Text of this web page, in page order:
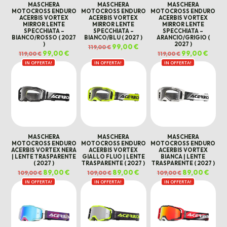
MASCHERA
MOTOCROSS ENDURO
ACERBIS VORTEX
MIRROR LENTE
SPECCHIATA –
BIANCO/ROSSO ( 2027
)
119,00€ Il
prezzo
originale
era:
99,00€Il
prezzo
attuale
è:
99,00 €.
MASCHERA
MOTOCROSS ENDURO
ACERBIS VORTEX
MIRROR LENTE
SPECCHIATA –
BIANCO/BLU ( 2027 )
119,00€ Il
prezzo
era:
119,00 €.
99,00€Il
prezzo
attuale
è:
99,00 €.
MASCHERA
MOTOCROSS ENDURO
ACERBIS VORTEX
MIRROR LENTE
SPECCHIATA –
ARANCIO/GRIGIO (
2027 )
119,00€ Il
prezzo
originale
era:
99,00€
è:
99,00
IN OFFERTA!
MASCHERA
MOTOCROSS ENDURO
ACERBIS VORTEX NERA
| LENTE TRASPARENTE
( 2027 )
109,00€Il
prezzo
originale
era:
89,00€
prezzo
attuale
è:
89,00 €.
IN OFFERTA!
MASCHERA
MOTOCROSS ENDURO
ACERBIS VORTEX
GIALLO FLUO | LENTE
TRASPARENTE ( 2027 )
109,00€Il
prezzo
originale
era:
89,00€
prezzo
attuale
è:
89,00 €.
IN OFFERTA!
MASCHERA
MOTOCROSS ENDURO
ACERBIS VORTEX
BIANCA | LENTE
TRASPARENTE ( 2027 )
109,00€ Il
prezzo
originale
era:
89,00€Il
è:
89,00
IN OFFERTA! IN OFFERTA! IN OFFERTA!